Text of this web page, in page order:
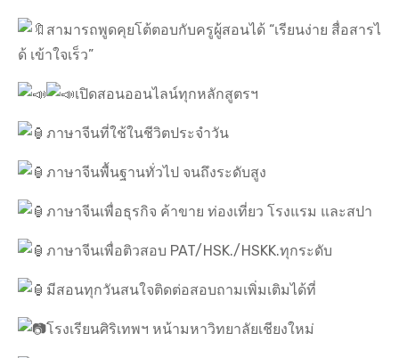
สามารถพูดคุยโต้ตอบกับครูผู้สอนได้ “เรียนง่าย สื่อสารไ
ด้ เข้าใจเร็ว”
เปิดสอนออนไลน์ทุกหลักสูตรฯ
ภาษาจีนที่ใช้ในชีวิตประจำวัน
ภาษาจีนพื้นฐานทั่วไป จนถึงระดับสูง
ภาษาจีนเพื่อธุรกิจ ค้าขาย ท่องเที่ยว โรงแรม และสปา
ภาษาจีนเพื่อติวสอบ PAT/HSK./HSKK.ทุกระดับ
มีสอนทุกวันสนใจติดต่อสอบถามเพิ่มเติมได้ที่
โรงเรียนศิริเทพฯ หน้ามหาวิทยาลัยเชียงใหม่